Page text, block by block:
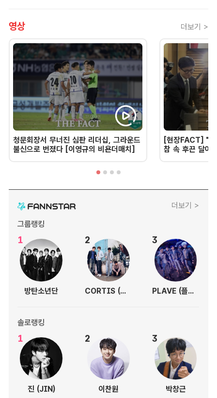
영상 더보기 >
청문회장서 무너진 심판 리더십, 그라운드
불신으로 번졌다 [이영규의 비욘더매치]
[현장FACT] "한
참 속 후끈 달아
더보기 >
그룹랭킹
1
방탄소년단
2
CORTIS (코르티스)
3
PLAVE (플레이브)
솔로랭킹
1
진 (JIN)
2
이찬원
3
박창근